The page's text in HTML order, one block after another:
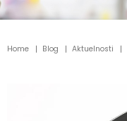
Home Blog Aktuelnosti